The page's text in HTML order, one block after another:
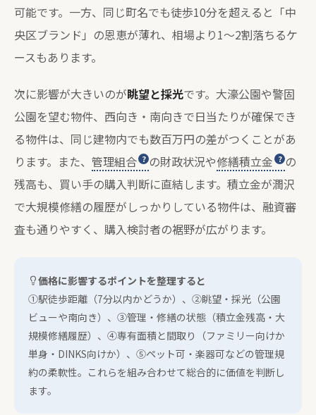
可能です。一方、同じ町名でも徒歩10分を超えると「中
央区ブランド」の恩恵が薄れ、相場より1〜2割落ちるケ
ースもあります。
次に影響が大きいのが眺望と採光です。大濠公園や警固
公園を望む物件、西向き・南向きで日当たりが確保でき
る物件は、同じ建物内でも数百万円の差がつくことがあ
ります。また、 管理組合 の財政状況や修繕積立金
の
残高も、買い手の購入判断に直結します。積立金が潤沢
で大規模修繕の履歴がしっかりしている物件は、融資審
査も通りやすく、購入検討者の裾野が広がります。
価格に影響するポイントを整理すると
①駅徒歩距離（7分以内かどうか）、②眺望・採光（公園
ビューや南向き）、③管理・修繕の状態（積立金残高・大
規模修繕履歴）、④専有面積と間取り（ファミリー向けか
単身・DINKS向けか）、⑤ペット可・楽器可などの管理規
約の柔軟性。これらを組み合わせて総合的に価値を判断し
ます。